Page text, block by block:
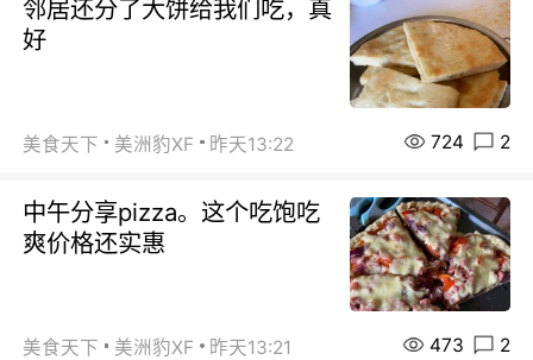
邻居还分了大饼给我们吃，真
好
美食天下 美洲豹XF 昨天13:22 724 2
中午分享pizza。这个吃饱吃
爽价格还实惠
美食天下 美洲豹XF 昨天13:21 473 2